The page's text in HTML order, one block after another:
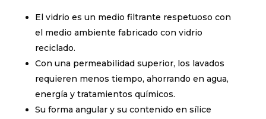
El vidrio es un medio filtrante respetuoso con
el medio ambiente fabricado con vidrio
reciclado.
Con una permeabilidad superior, los lavados
requieren menos tiempo, ahorrando en agua,
energía y tratamientos químicos.
Su forma angular y su contenido en sílice